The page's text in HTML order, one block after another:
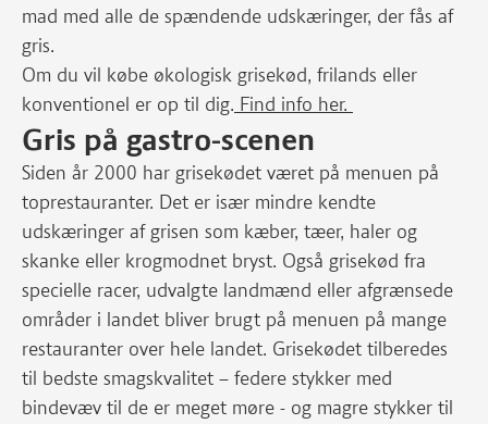
mad med alle de spændende udskæringer, der fås af
gris.
Om du vil købe økologisk grisekød, frilands eller
konventionel er op til dig. Find info her.
Gris på gastro-scenen
Siden år 2000 har grisekødet været på menuen på
toprestauranter. Det er især mindre kendte
udskæringer af grisen som kæber, tæer, haler og
skanke eller krogmodnet bryst. Også grisekød fra
specielle racer, udvalgte landmænd eller afgrænsede
områder i landet bliver brugt på menuen på mange
restauranter over hele landet. Grisekødet tilberedes
til bedste smagskvalitet – federe stykker med
bindevæv til de er meget møre - og magre stykker til